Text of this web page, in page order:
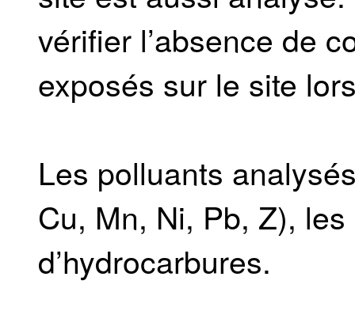
vérifier l’absence de
exposés sur le site
Les polluants
Cu, Mn, Ni, Pb, Z),
d’hydrocarbures.